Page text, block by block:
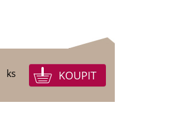
ks